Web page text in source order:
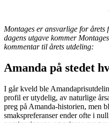
Montages er ansvarlige for
dagens utgave kommer
kommentar til årets utdeling:
Amanda på stedet
I går kveld ble
profil er utydelig, av naturlige
preg på Amanda-historien, men
smakspreferanser ender ofte i